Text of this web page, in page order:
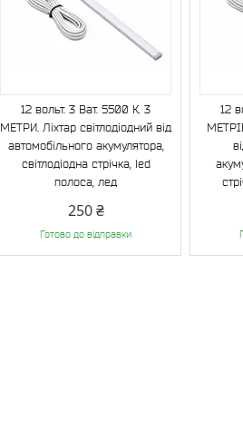
12 вольт. 3 Ват. 5500 К. 3
МЕТРИ. Ліхтар світлодіодний від
автомобільного акумулятора,
світлодіодна стрічка, led
полоса, лед
250 ₴
Готово до відправки
12